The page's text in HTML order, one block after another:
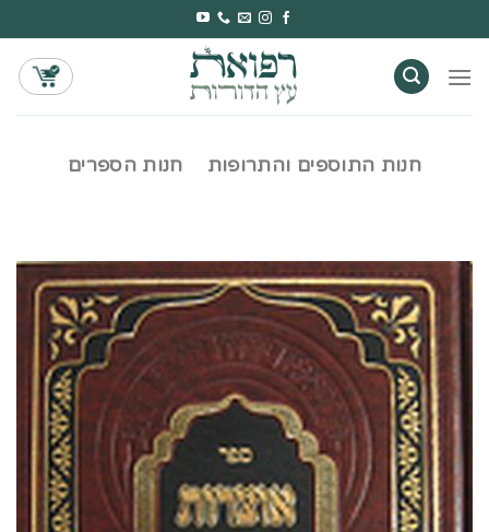
to
content
חנות התוספים והתרופות חנות הספרים